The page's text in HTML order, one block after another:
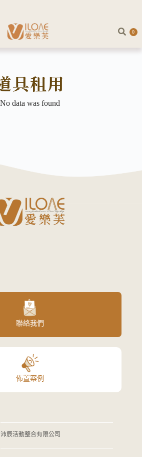
0
具租用
No data was found
聯絡我們
佈置案例
沛辰活動整合有限公司